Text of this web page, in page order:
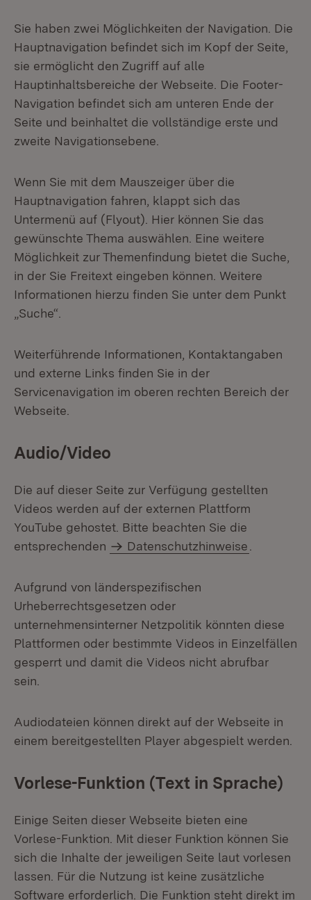
Sie haben zwei Möglichkeiten der Navigation. Die
Hauptnavigation befindet sich im Kopf der Seite,
sie ermöglicht den Zugriff auf alle
Hauptinhaltsbereiche der Webseite. Die Footer-
Navigation befindet sich am unteren Ende der
Seite und beinhaltet die vollständige erste und
zweite Navigationsebene.
Wenn Sie mit dem Mauszeiger über die
Hauptnavigation fahren, klappt sich das
Untermenü auf (Flyout). Hier können Sie das
gewünschte Thema auswählen. Eine weitere
Möglichkeit zur Themenfindung bietet die Suche,
in der Sie Freitext eingeben können. Weitere
Informationen hierzu finden Sie unter dem Punkt
„Suche“.
Weiterführende Informationen, Kontaktangaben
und externe Links finden Sie in der
Servicenavigation im oberen rechten Bereich der
Webseite.
Audio/Video
Die auf dieser Seite zur Verfügung gestellten
Videos werden auf der externen Plattform
YouTube gehostet. Bitte beachten Sie die
entsprechenden
Datenschutzhinweise
Aufgrund von länderspezifischen
Urheberrechtsgesetzen oder
unternehmensinterner Netzpolitik könnten diese
Plattformen oder bestimmte Videos in Einzelfällen
gesperrt und damit die Videos nicht abrufbar
sein.
Audiodateien können direkt auf der Webseite in
einem bereitgestellten Player abgespielt werden.
Vorlese-Funktion (Text in Sprache)
Einige Seiten dieser Webseite bieten eine
Vorlese-Funktion. Mit dieser Funktion können Sie
sich die Inhalte der jeweiligen Seite laut vorlesen
lassen. Für die Nutzung ist keine zusätzliche
Software erforderlich. Die Funktion steht direkt im